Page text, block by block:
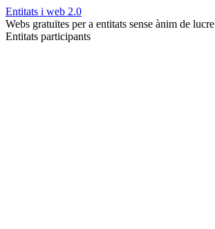
Entitats i web 2.0
Webs gratuïtes per a entitats sense ànim de lucre
Entitats participants